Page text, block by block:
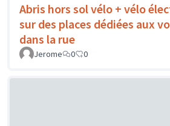
Abris hors sol vélo + vélo
sur des places dédiées aux
dans la rue
Jerome 0 0